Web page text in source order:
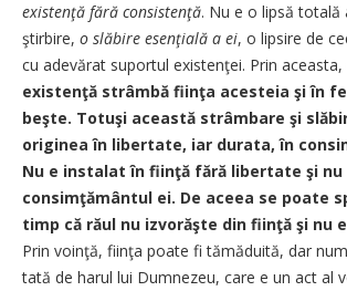
existenţă fă­­ră consistenţă. Nu e o lipsă to­ta­­lă
ştirbire, o slă­­bi­­re esenţială a ei, o lipsire de
cu adevărat su­­por­­­tul existenţei. Prin aceas­ta,
existenţă strâm­bă fi­inţa acesteia şi în
beşte. Totuşi această strâm­ba­­re şi
originea în libertate, iar durata, în
Nu e instalat în fiinţă fără libertate şi
consim­ţă­mân­tul ei. De aceea se poate
timp că răul nu iz­vorăşte din fiinţă şi nu
Prin voinţă, fiinţa poate fi tămă­du­i­tă, dar
tată de harul lui Dumnezeu, ca­re e un act al